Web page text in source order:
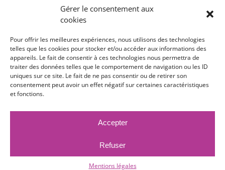
Gérer le consentement aux
cookies
Pour offrir les meilleures expériences, nous utilisons des technologies
telles que les cookies pour stocker et/ou accéder aux informations des
appareils. Le fait de consentir à ces technologies nous permettra de
traiter des données telles que le comportement de navigation ou les ID
uniques sur ce site. Le fait de ne pas consentir ou de retirer son
consentement peut avoir un effet négatif sur certaines caractéristiques
et fonctions.
Accepter
Refuser
Mentions légales
RETROUVEZ-NOUS
Toutes nos adresses, coordonnées et horaires
d'ouverture
CLIQUEZ ICI
PUBLICATIONS LÉGALES
ACCEO